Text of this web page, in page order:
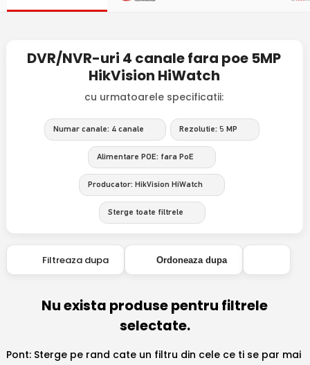
DVR/NVR-uri 4 canale fara poe 5MP
HikVision HiWatch
cu urmatoarele specificatii:
Numar canale: 4 canale Rezolutie: 5 MP
Alimentare POE: fara PoE
Producator: HikVision HiWatch
Sterge toate filtrele
Filtreaza dupa Ordoneaza dupa
Nu exista produse pentru filtrele
selectate.
Pont: Sterge pe rand cate un filtru din cele ce ti se par mai